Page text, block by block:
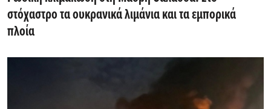
στόχαστρο τα ουκρανικά λιμάνια και τα εμπορικά
πλοία